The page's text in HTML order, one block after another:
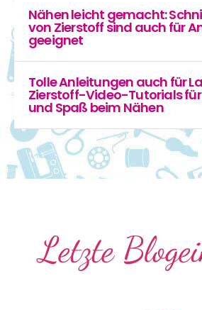
Nähen leicht gemacht:
von Zierstoff sind auch für
geeignet
Tolle Anleitungen auch für
Zierstoff-Video-Tutorials
und Spaß beim Nähen
Letzte